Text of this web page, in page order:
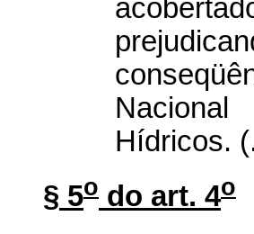
Hídricos.
§ 5o do art. 4o